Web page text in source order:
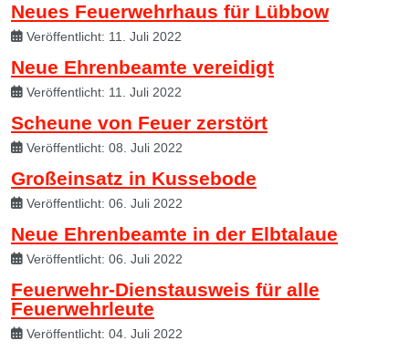
Neues Feuerwehrhaus für Lübbow
Veröffentlicht: 11. Juli 2022
Neue Ehrenbeamte vereidigt
Veröffentlicht: 11. Juli 2022
Scheune von Feuer zerstört
Veröffentlicht: 08. Juli 2022
Großeinsatz in Kussebode
Veröffentlicht: 06. Juli 2022
Neue Ehrenbeamte in der Elbtalaue
Veröffentlicht: 06. Juli 2022
Feuerwehr-Dienstausweis für alle
Feuerwehrleute
Veröffentlicht: 04. Juli 2022